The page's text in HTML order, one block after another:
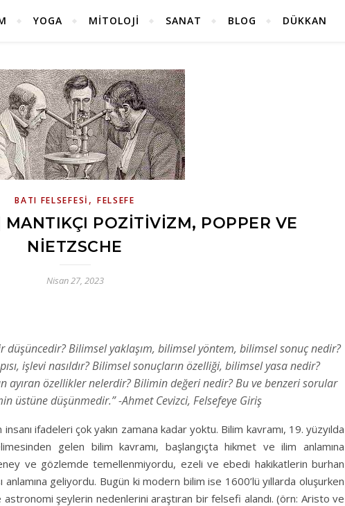
YOGA MITOLOJI SANAT BLOG DÜKKAN
BATI FELSEFESI , FELSEFE
MANTIKÇI POZITIVIZM, POPPER VE
NIETZSCHE
Nisan 27, 2023
düşüncedir? Bilimsel yaklaşım, bilimsel yöntem, bilimsel sonuç nedir?
işlevi nasıldır? Bilimsel sonuçların özelliği, bilimsel yasa nedir?
özellikler nelerdir? Bilimin değeri nedir? Bu ve benzeri sorular
üstüne düşünmedir.”-Ahmet Cevizci, Felsefeye Giriş
insanı ifadeleri çok yakın zamana kadar yoktu. Bilim kavramı, 19. yüzyılda
gelen bilim kavramı, başlangıçta hikmet ve ilim anlamına
ve gözlemde temellenmiyordu, ezeli ve ebedi hakikatlerin burhan
geliyordu. Bugün ki modern bilim ise 1600’lü yıllarda oluşurken
şeylerin nedenlerini araştıran bir felsefi alandı. (örn: Aristo ve